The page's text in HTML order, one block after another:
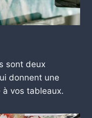
sont deux
donnent une
vos tableaux.